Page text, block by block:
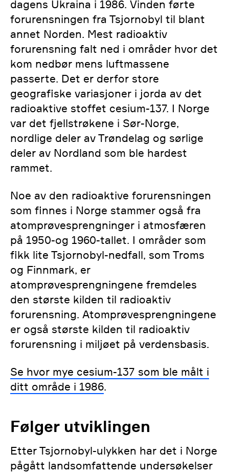
dagens Ukraina i 1986. Vinden førte
forurensningen fra Tsjornobyl til blant
annet Norden. Mest radioaktiv
forurensning falt ned i områder hvor det
kom nedbør mens luftmassene
passerte. Det er derfor store
geografiske variasjoner i jorda av det
radioaktive stoffet cesium-137. I Norge
var det fjellstrøkene i Sør-Norge,
nordlige deler av Trøndelag og sørlige
deler av Nordland som ble hardest
rammet.
Noe av den radioaktive forurensningen
som finnes i Norge stammer også fra
atomprøvesprengninger i atmosfæren
på 1950-og 1960-tallet. I områder som
fikk lite Tsjornobyl-nedfall, som Troms
og Finnmark, er
atomprøvesprengningene fremdeles
den største kilden til radioaktiv
forurensning. Atomprøvesprengningene
er også største kilden til radioaktiv
forurensning i miljøet på verdensbasis.
Se hvor mye cesium-137 som ble målt i
ditt område i 1986.
Følger utviklingen
Etter Tsjornobyl-ulykken har det i Norge
pågått landsomfattende undersøkelser